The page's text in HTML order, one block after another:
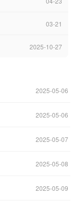
03-21
2025-10-27
2025-05-06
2025-05-06
2025-05-07
2025-05-08
2025-05-09